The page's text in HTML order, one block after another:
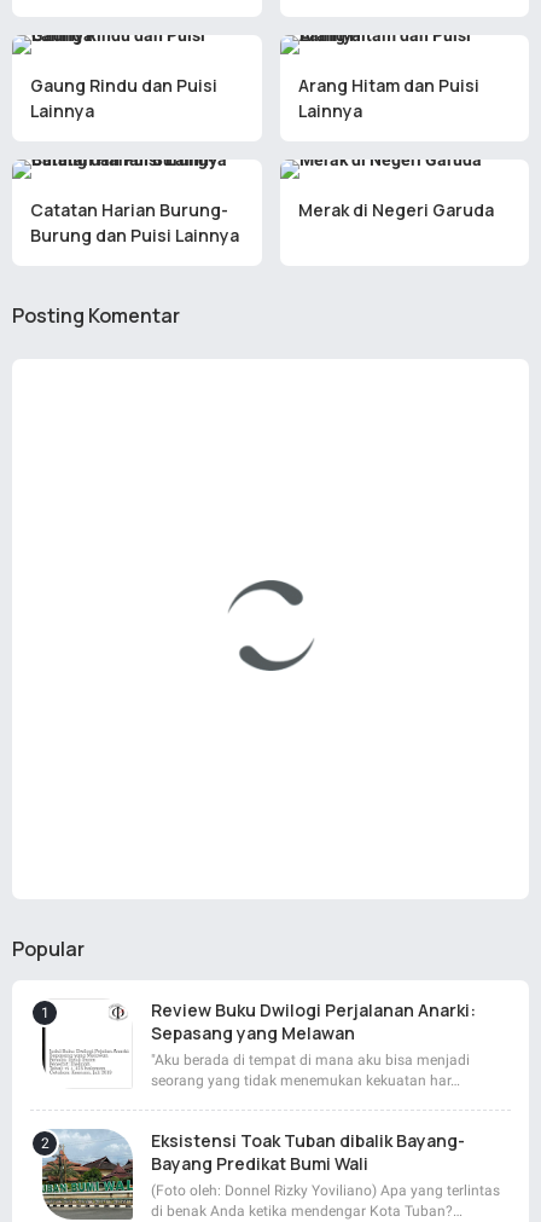
Gaung Rindu dan Puisi
Lainnya
Arang Hitam dan Puisi
Lainnya
Catatan Harian Burung-
Burung dan Puisi Lainnya
Merak di Negeri Garuda
Posting Komentar
Popular
Review Buku Dwilogi Perjalanan Anarki:
Sepasang yang Melawan
"Aku berada di tempat di mana aku bisa menjadi
seorang yang tidak menemukan kekuatan har…
Eksistensi Toak Tuban dibalik Bayang-
Bayang Predikat Bumi Wali
(Foto oleh: Donnel Rizky Yoviliano) Apa yang terlintas
di benak Anda ketika mendengar Kota Tuban?…